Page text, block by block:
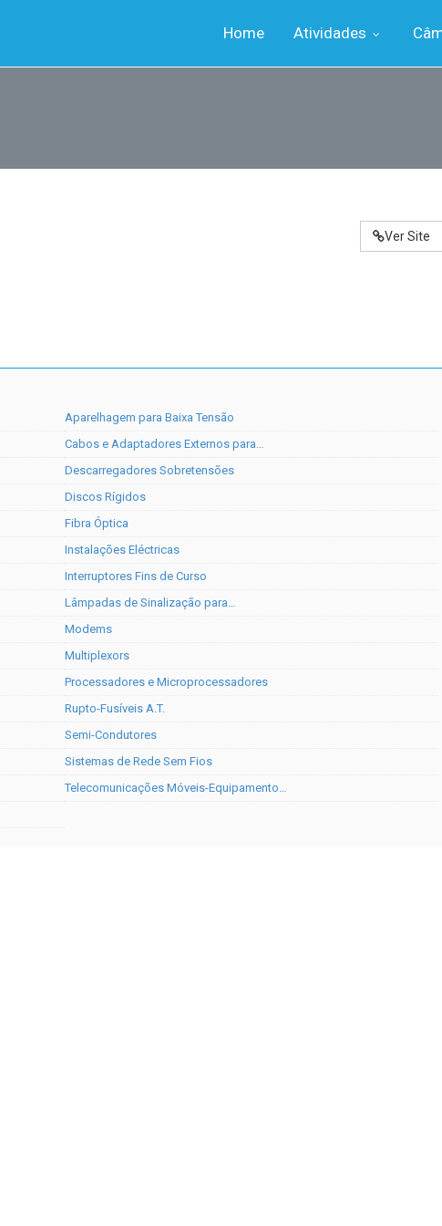
Home Atividades
Ver Site
Aparelhagem para Baixa Tensão
Cabos e Adaptadores Externos para…
Descarregadores Sobretensões
Discos Rígidos
Fibra Óptica
Instalações Eléctricas
Interruptores Fins de Curso
Lâmpadas de Sinalização para…
Modems
Multiplexors
Processadores e Microprocessadores
Rupto-Fusíveis A.T.
Semi-Condutores
Sistemas de Rede Sem Fios
Telecomunicações Móveis-Equipamento…